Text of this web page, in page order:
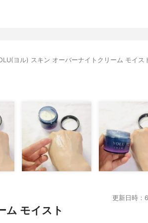
ヨル) スキン オーバーナイトクリーム モイス
更新日時：
ム モイスト